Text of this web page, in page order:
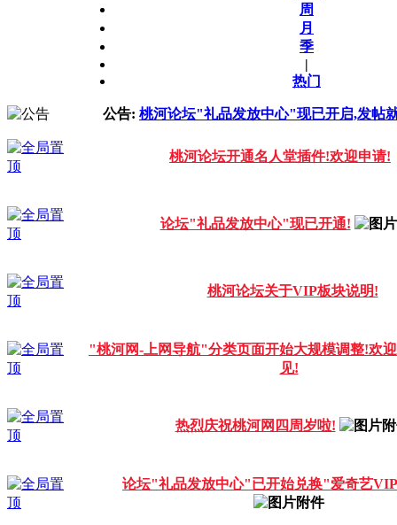
周
月
季
|
热门
公告: 桃河论坛"礼品发放中心"现已开启,发帖
桃河论坛开通名人堂插件!欢迎申请!
论坛"礼品发放中心"现已开通!
桃河论坛关于VIP板块说明!
"桃河网-上网导航"分类页面开始大规模调整!欢
见!
热烈庆祝桃河网四周岁啦!
论坛"礼品发放中心"已开始兑换"爱奇艺